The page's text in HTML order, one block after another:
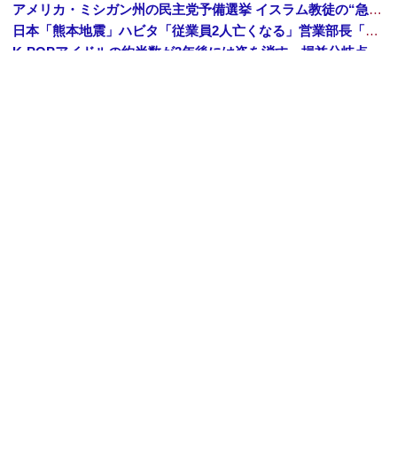
アメリカ・ミシガン州の民主党予備選挙 イスラム教徒の“急進左派”候補が勝利確実に⋯トランプ氏は批判
日本「熊本地震」ハビタ「従業員2人亡くなる」営業部長「イオンのスタッフに制止されなかった」日本「部長が連絡後の店員行動を証言（謎」イオン「再入館可能の事実ない」→